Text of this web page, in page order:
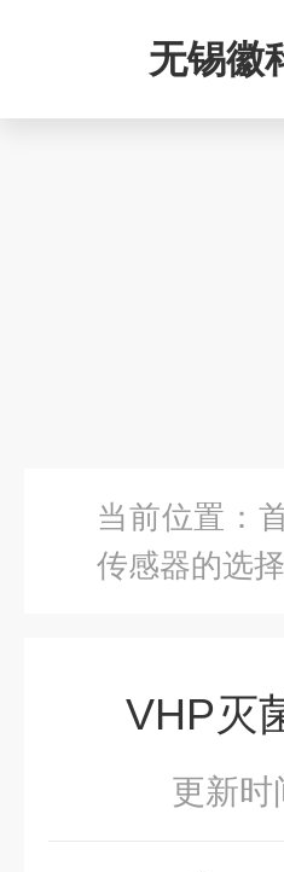
无锡徽
当前位置：
传感器的选择
VHP灭
更新